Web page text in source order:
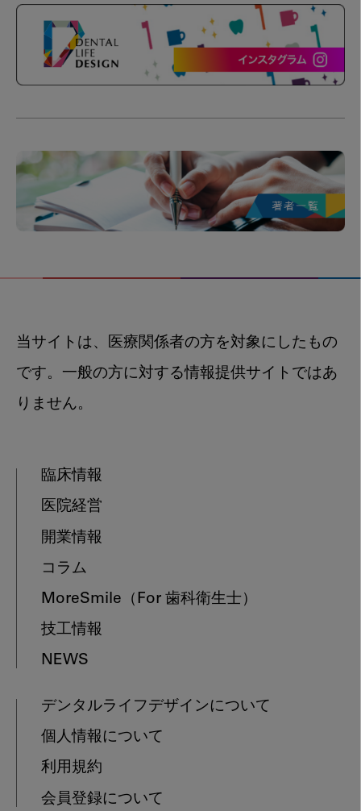
当サイトは、医療関係者の方を対象にしたもの
です。一般の方に対する情報提供サイトではあ
りません。
臨床情報
医院経営
開業情報
コラム
MoreSmile （For 歯科衛生士）
技工情報
NEWS
デンタルライフデザインについて
個人情報について
利用規約
会員登録について